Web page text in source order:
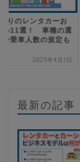
タカーの5日間の料
いくら？ 格安レン
ーが安い理由や料金
2025年4月1日
最新の記事